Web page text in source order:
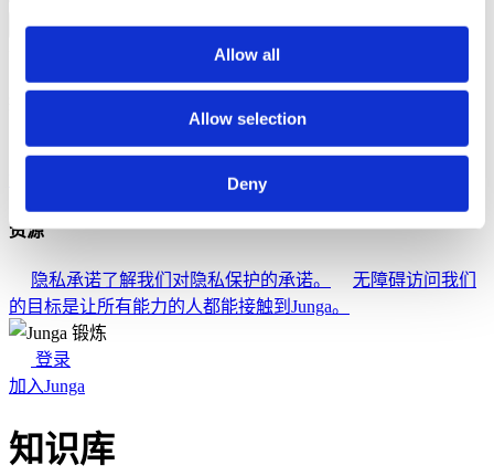
Allow all
Allow selection
Deny
返回
知识库了解如何充分体验Junga的乐趣。 连接让我们聊聊
如何利用Junga来优化日常工作流程
资源
隐私承诺了解我们对隐私保护的承诺。 无障碍访问我们
的目标是让所有能力的人都能接触到Junga。
登录
加入Junga
知识库